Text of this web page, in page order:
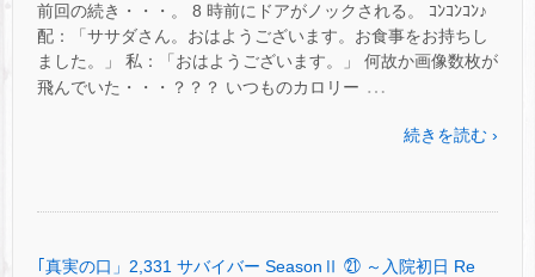
前回の続き・・・。 8 時前にドアがノックされる。 ｺﾝｺﾝｺﾝ♪
配：「ササダさん。おはようございます。お食事をお持ちし
ました。」 私：「おはようございます。」 何故か画像数枚が
飛んでいた・・・？？？ いつものカロリー …
続きを読む ›
｢真実の口」2,331 サバイバー SeasonⅡ ㉑ ～入院初日 Re